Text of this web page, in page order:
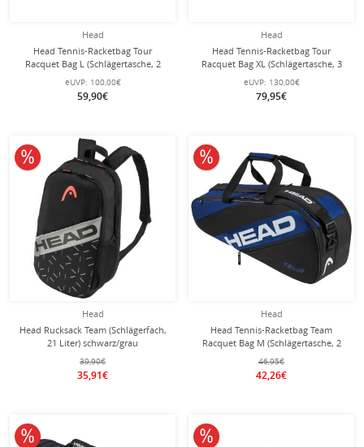
Head
Head Tennis-Racketbag Tour
Racquet Bag L (Schlägertasche, 2
Hauptfächer, Schuhfach) 2024 fluo
orange 9er
eUVP: 100,00€
59,90€
Head
Head Tennis-Racketbag Tour
Racquet Bag XL (Schlägertasche, 3
Hauptfächer) orange 12er
eUVP: 130,00€
79,95€
Head
Head Rucksack Team (Schlägerfach,
21 Liter) schwarz/grau
39,90€
35,91€
10% reduziert
Head
Head Tennis-Racketbag Team
Racquet Bag M (Schlägertasche, 2
Hauptfächer) 2024 blau/schwarz 6er
46,95€
42,26€
10% reduziert
10% reduziert 10% reduziert